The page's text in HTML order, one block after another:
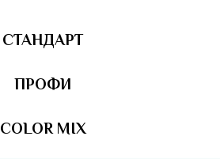
СТАНДАРТ
ПРОФИ
COLOR MIX